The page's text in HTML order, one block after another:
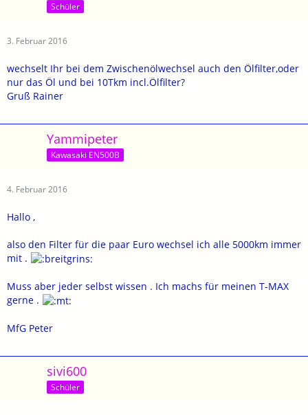
Schüler
3. Februar 2016
wechselt Ihr bei dem Zwischenölwechsel auch den Ölfilter,oder
nur das Öl und bei 10Tkm incl.Ölfilter?
Gruß Rainer
Yammipeter
Kawasaki EN500B
4. Februar 2016
Hallo ,
also den Filter für die paar Euro wechsel ich alle 5000km immer
mit .
Muss aber jeder selbst wissen . Ich machs für meinen T-MAX
gerne .
MfG Peter
sivi600
Schüler